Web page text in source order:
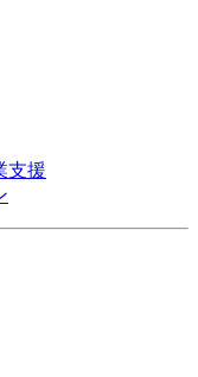
支援